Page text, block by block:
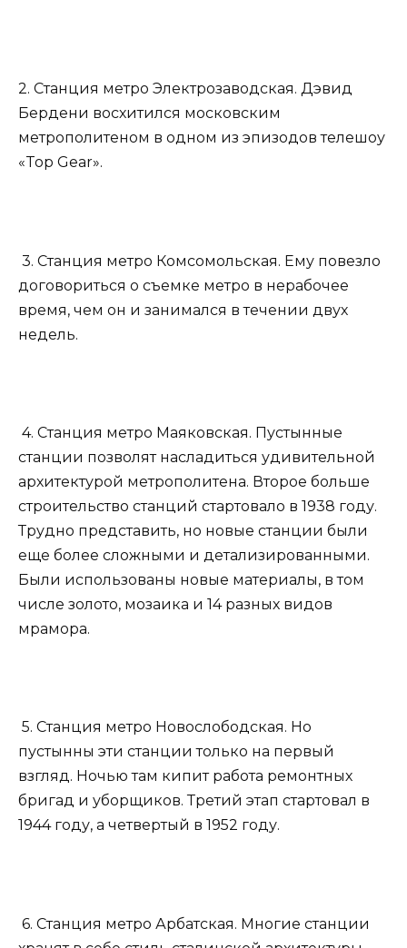
2. Станция метро Электрозаводская. Дэвид
Бердени восхитился московским
метрополитеном в одном из эпизодов телешоу
«Top Gear».
3. Станция метро Комсомольская. Ему повезло
договориться о съемке метро в нерабочее
время, чем он и занимался в течении двух
недель.
4. Станция метро Маяковская. Пустынные
станции позволят насладиться удивительной
архитектурой метрополитена. Второе больше
строительство станций стартовало в 1938 году.
Трудно представить, но новые станции были
еще более сложными и детализированными.
Были использованы новые материалы, в том
числе золото, мозаика и 14 разных видов
мрамора.
5. Станция метро Новослободская. Но
пустынны эти станции только на первый
взгляд. Ночью там кипит работа ремонтных
бригад и уборщиков. Третий этап стартовал в
1944 году, а четвертый в 1952 году.
6. Станция метро Арбатская. Многие станции